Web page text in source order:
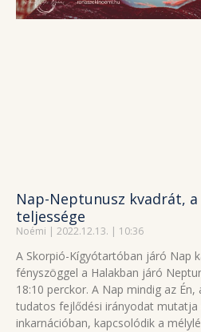
Nap-Neptunusz kvadrát,
teljessége
Noémi 2022.12.13. 10:36
A Skorpió-Kígyótartóban járó Nap
fényszöggel a Halakban járó
18:10 perckor. A Nap mindig az Én,
tudatos fejlődési irányodat mutatja
inkarnációban, kapcsolódik a